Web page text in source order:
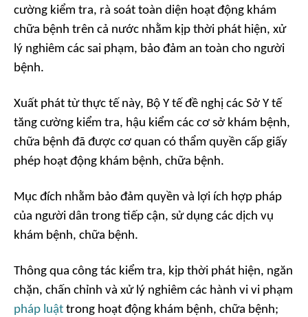
cường kiểm tra, rà soát toàn diện hoạt động khám
chữa bệnh trên cả nước nhằm kịp thời phát hiện, xử
lý nghiêm các sai phạm, bảo đảm an toàn cho người
bệnh.
Xuất phát từ thực tế này, Bộ Y tế đề nghị các Sở Y tế
tăng cường kiểm tra, hậu kiểm các cơ sở khám bệnh,
chữa bệnh đã được cơ quan có thẩm quyền cấp giấy
phép hoạt động khám bệnh, chữa bệnh.
Mục đích nhằm bảo đảm quyền và lợi ích hợp pháp
của người dân trong tiếp cận, sử dụng các dịch vụ
khám bệnh, chữa bệnh.
Thông qua công tác kiểm tra, kịp thời phát hiện, ngăn
chặn, chấn chỉnh và xử lý nghiêm các hành vi vi phạm
pháp luật trong hoạt động khám bệnh, chữa bệnh;